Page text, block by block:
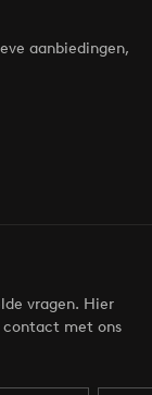
aanbiedingen,
vragen. Hier
contact met ons